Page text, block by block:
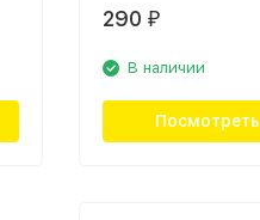
290₽
В наличии
Посмотреть